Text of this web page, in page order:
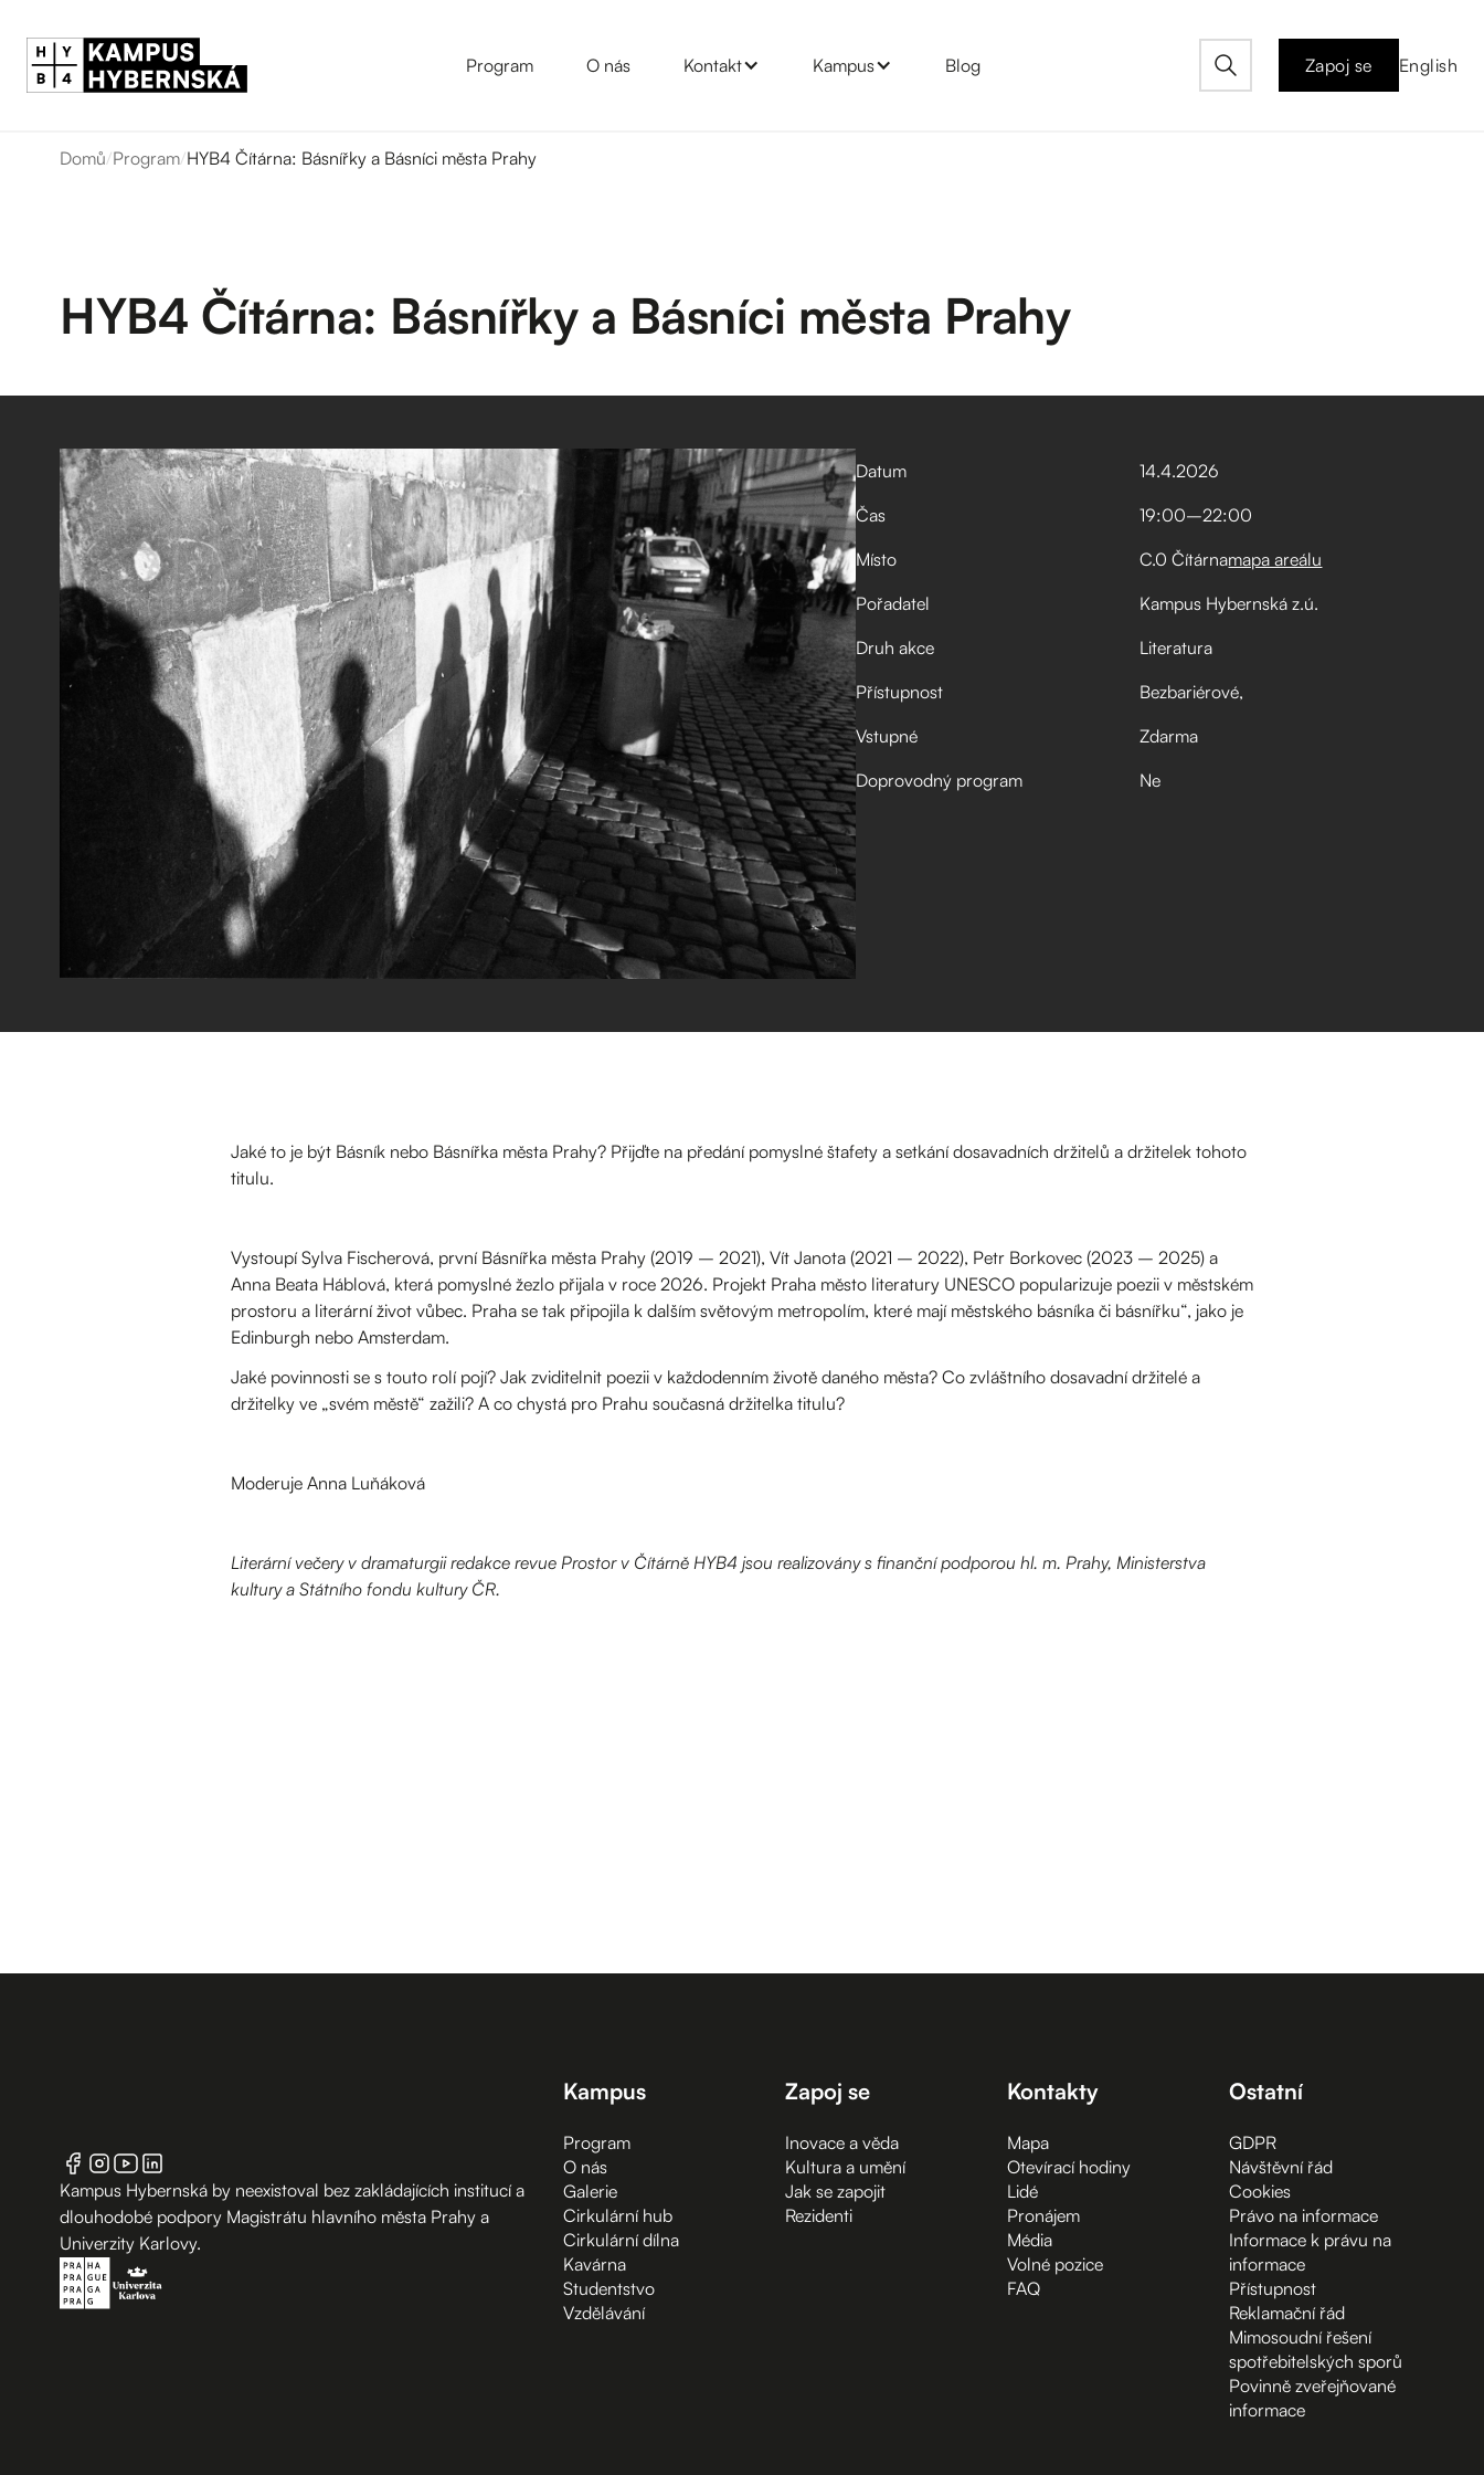
Program O nás Kontakt Kampus Blog Zapoj se English
Domů/Program/HYB4 Čítárna: Básnířky a Básníci města Prahy
HYB4 Čítárna: Básnířky a Básníci města Prahy
Datum 14.4.2026
Čas
19:00–⁠22:00
Místo
C.0 Čítárnamapa areálu
Pořadatel
Kampus Hybernská z.ú.
Druh akce
Literatura
Přístupnost
Bezbariérové
Vstupné
Zdarma
Doprovodný program
Ne
Jaké to je být Básník nebo Básnířka města Prahy? Přijďte na předání pomyslné štafety a setkání dosavadních držitelů a držitelek tohoto
titulu.
Vystoupí Sylva Fischerová, první Básnířka města Prahy (2019 – 2021), Vít Janota (2021 – 2022), Petr Borkovec (2023 – 2025) a
Anna Beata Háblová, která pomyslné žezlo přijala v roce 2026. Projekt Praha město literatury UNESCO popularizuje poezii v městském
prostoru a literární život vůbec. Praha se tak připojila k dalším světovým metropolím, které mají městského básníka či básnířku“, jako je
Edinburgh nebo Amsterdam.
Jaké povinnosti se s touto rolí pojí? Jak zviditelnit poezii v každodenním životě daného města? Co zvláštního dosavadní držitelé a
držitelky ve „svém městě“ zažili? A co chystá pro Prahu současná držitelka titulu?
Moderuje Anna Luňáková
Literární večery v dramaturgii redakce revue Prostor v Čítárně HYB4 jsou realizovány s finanční podporou hl. m. Prahy, Ministerstva
kultury a Státního fondu kultury ČR.
Kampus Hybernská by neexistoval bez zakládajících institucí a
dlouhodobé podpory Magistrátu hlavního města Prahy a
Univerzity Karlovy.
Kampus
Program
O nás
Galerie
Cirkulární hub
Cirkulární dílna
Kavárna
Studentstvo
Vzdělávání
Zapoj se
Inovace a věda
Kultura a umění
Jak se zapojit
Rezidenti
Kontakty
Mapa
Otevírací hodiny
Lidé
Pronájem
Média
Volné pozice
FAQ
Ostatní
GDPR
Návštěvní řád
Cookies
Právo na informace
Informace k právu na
informace
Přístupnost
Reklamační řád
Mimosoudní řešení
spotřebitelských sporů
Povinně zveřejňované
informace